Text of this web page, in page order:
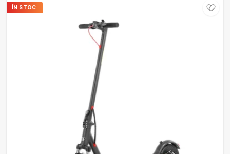
ÎN STOC